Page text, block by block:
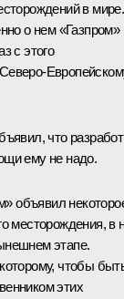
в мире.
о нем «Газпром»
с этого
что
ему не надо.
объявил
месторождения, в
этапе.
чтобы
этих